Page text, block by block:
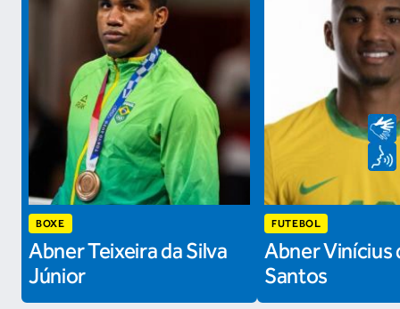
BOXE
Abner Teixeira da Silva
Júnior
FUTEBOL
Abner Vinícius
Santos